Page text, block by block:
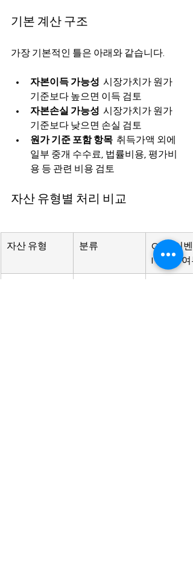
기본 계산 구조
가장 기본적인 틀은 아래와 같습니다.
자본이득 가능성
  시장가치가 원가
기준보다 높으면 이득 검토
자본손실 가능성
  시장가치가 원가
기준보다 낮으면 손실 검토
원가 기준 포함 항목
  취득가액 외에
일부 중개 수수료, 법률비용, 평가비
용 등 관련 비용 검토
자산 유형별 처리 비교
자산 유형 분류
CGT 이벤
I1 적용 여